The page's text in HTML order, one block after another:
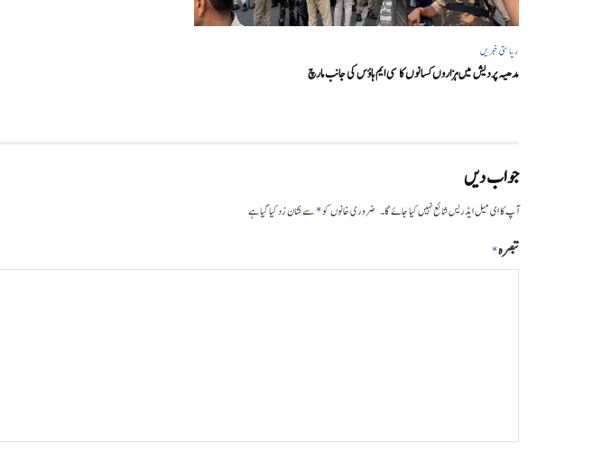
ریاستی خبریں
مدھیہ پردیش میں ہزاروں کسانوں کا سی ایم ہاؤس کی جانب مارچ
جواب دیں
آپ کا ای میل ایڈریس شائع نہیں کیا جائے گا۔ ضروری خانوں کو*سے نشان زد کیا گیا ہے
تبصرہ*